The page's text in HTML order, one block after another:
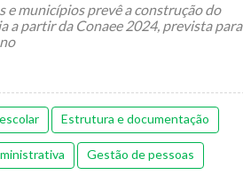
e municípios prevê a construção do
a partir da Conaee 2024, prevista para
Estrutura e documentação
Gestão de pessoas